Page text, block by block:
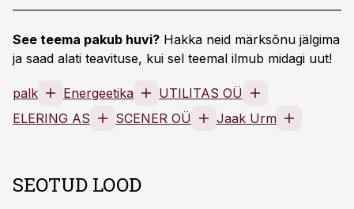
See teema pakub huvi? Hakka neid märksõnu jälgima
ja saad alati teavituse, kui sel teemal ilmub midagi uut!
palk Energeetika
UTILITAS OÜ
ELERING AS
SCENER OÜ Jaak Urm
SEOTUD LOOD